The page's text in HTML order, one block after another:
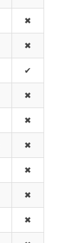
✖
✖
✔
✖
✖
✖
✖
✖
✖